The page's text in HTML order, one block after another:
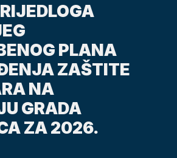
PLANA
ZAŠTITE
NA
GRADA
ZA 2026.